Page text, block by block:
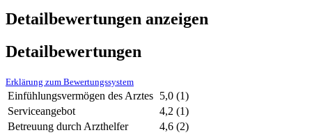
Detailbewertungen anzeigen
Detailbewertungen
Erklärung zum Bewertungssystem
Einfühlungsvermögen des Arztes 5,0 (1)
Serviceangebot
4,2 (1)
Betreuung durch Arzthelfer
4,6 (2)